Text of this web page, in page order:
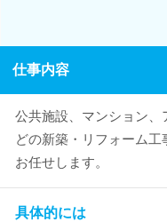
仕事内容
公共施設、マンション
どの新築・リフォーム
お任せします。
具体的には